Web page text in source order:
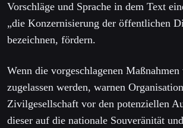
Vorschläge und Sprache in dem Text
„die Konzernisierung der öffentlichen
bezeichnen, fördern.
Wenn die vorgeschlagenen
zugelassen werden, warnen
Zivilgesellschaft vor den potenziellen
dieser auf die nationale Souveränität